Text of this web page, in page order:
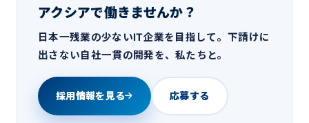
アクシアで働きませんか？
日本一残業の少ないIT企業を目指して。下請けに
出さない自社一貫の開発を、私たちと。
採用情報を見る 応募する